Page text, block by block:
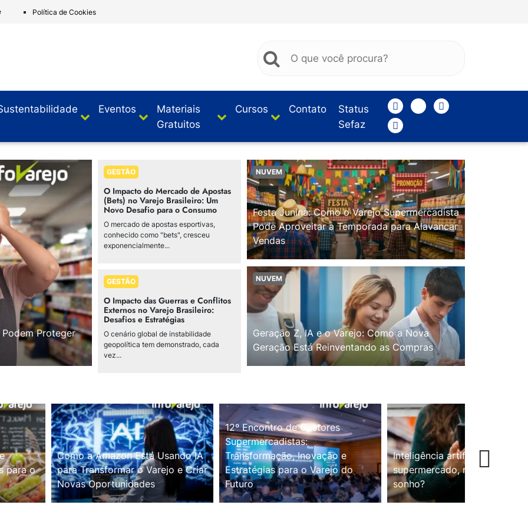
Política de Cookies
Eventos
Materiais
Gratuitos
Cursos Contato
Status
Sefaz
Proteger
GESTÃO
O Impacto do Mercado de Apostas
(Bets) no Varejo Brasileiro: Um
Novo Desafio para o Consumo
O mercado de apostas esportivas,
conhecido como "bets", cresceu
exponencialmente...
GESTÃO
O Impacto das Guerras e Conflitos
Externos no Varejo Brasileiro:
Desafios e Estratégias
O cenário global de instabilidade
geopolítica tem demonstrado, cada
vez...
NUVEM
Festa Junina: Como o Varejo Supermercadista
Pode Aproveitar a Temporada para Alavancar
Vendas
NUVEM
Geração Z, IA e o Varejo: Como a Nova
Geração Está Reinventando as Compras
para o
Como a Amazon Está Usando IA
para Transformar o Varejo e Criar
Novas Oportunidades
12º Encontro de Gestores
Supermercadistas:
Transformação, Inovação e
Estratégias para o Varejo do
Futuro
Inteligência artificial no
supermercado, realidade ou
sonho?